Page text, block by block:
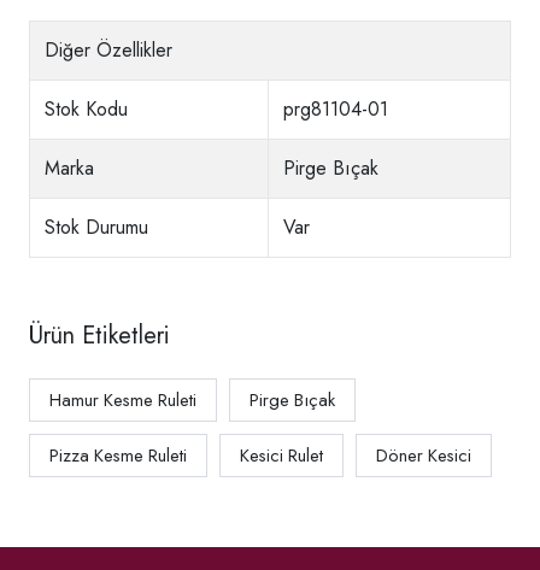
Diğer Özellikler
Stok Kodu prg81104-01
Marka Pirge Bıçak
Stok Durumu Var
Ürün Etiketleri
Hamur Kesme Ruleti Pirge Bıçak
Pizza Kesme Ruleti Kesici Rulet Döner Kesici